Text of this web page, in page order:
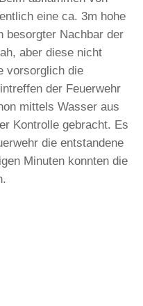
eine ca. 3m hohe
besorgter Nachbar der
aber diese nicht
vorsorglich die
der Feuerwehr
mittels Wasser aus
Kontrolle gebracht. Es
die entstandene
Minuten konnten die